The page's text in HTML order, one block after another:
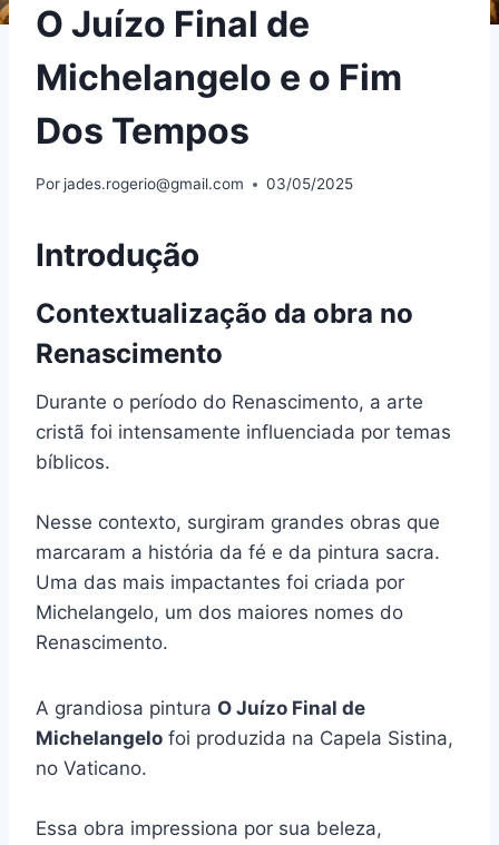
O Juízo Final de
Michelangelo e o Fim
Dos Tempos
Por jades.rogerio@gmail.com 03/05/2025
Introdução
Contextualização da obra no
Renascimento
Durante o período do Renascimento, a arte
cristã foi intensamente influenciada por temas
bíblicos.
Nesse contexto, surgiram grandes obras que
marcaram a história da fé e da pintura sacra.
Uma das mais impactantes foi criada por
Michelangelo, um dos maiores nomes do
Renascimento.
A grandiosa pintura O Juízo Final de
Michelangelo foi produzida na Capela Sistina,
no Vaticano.
Essa obra impressiona por sua beleza,